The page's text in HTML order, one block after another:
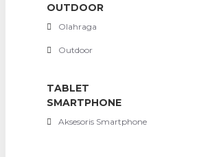
OUTDOOR
Olahraga
Outdoor
TABLET
SMARTPHONE
Aksesoris Smartphone